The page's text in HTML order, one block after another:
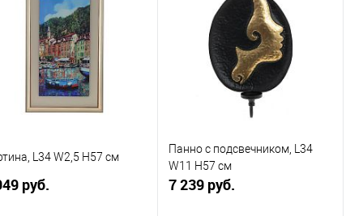
сравнению
В избранное
Купить в 1
К
сравнению
В избранное
В наличии
L34 W2,5 H57 см
руб.
Панно с подсвечником, L34
W11 H57 см
7 239 руб.